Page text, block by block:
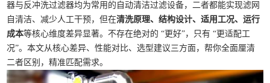
器与反冲洗过滤器均为常用的自动清洁过滤设备，二者都能实现滤网
自清洁、减少人工干预，但在清洗原理、结构设计、适用工况、运行
成本等核心维度差异显著。不存在绝对的 “更好”，只有 “更适配工
况”。本文从核心差异、性能对比、选型建议三方面，帮你全面厘清
二者区别，精准匹配需求。